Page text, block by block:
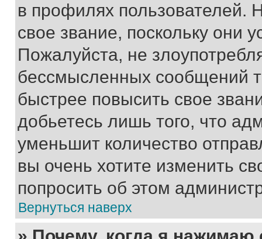
в профилях
свое звание, поскольку они
Пожалуйста, не
бессмысленных сообщений
быстрее повысить свое
добьетесь лишь того, что
уменьшит количество
вы очень хотите изменить
попросить об этом
Вернуться наверх